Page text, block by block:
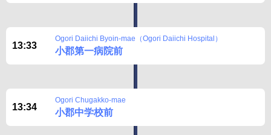
Disclaimer
13:33
Ogori Daiichi Byoin-mae（Ogori Daiichi Hospital）
小郡第一病院前
13:34
Ogori Chugakko-mae
小郡中学校前